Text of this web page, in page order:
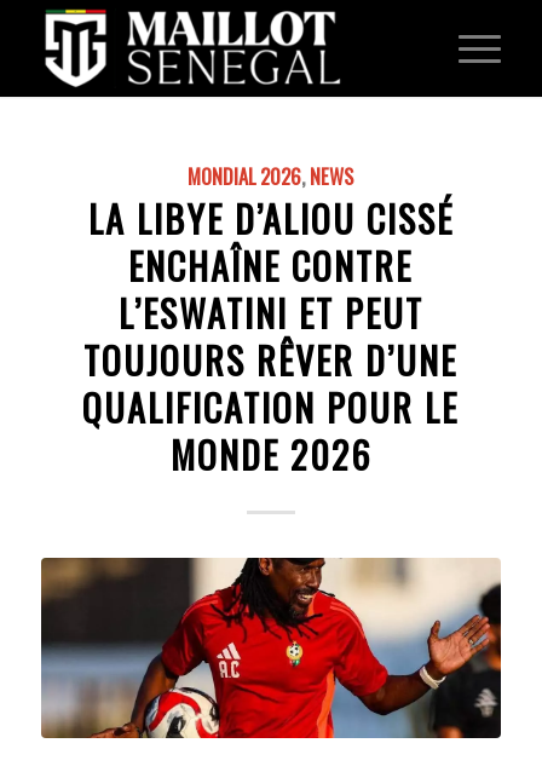
MONDIAL 2026,NEWS
LA LIBYE D’ALIOU CISSÉ
ENCHAÎNE CONTRE
L’ESWATINI ET PEUT
TOUJOURS RÊVER D’UNE
QUALIFICATION POUR LE
MONDE 2026